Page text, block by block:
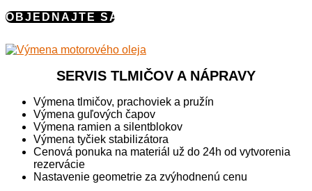
OBJEDNAJTE SA
SERVIS TLMIČOV A NÁPRAVY
Výmena tlmičov, prachoviek a pružín
Výmena guľových čapov
Výmena ramien a silentblokov
Výmena tyčiek stabilizátora
Cenová ponuka na materiál už do 24h od vytvorenia
rezervácie
Nastavenie geometrie za zvýhodnenú cenu